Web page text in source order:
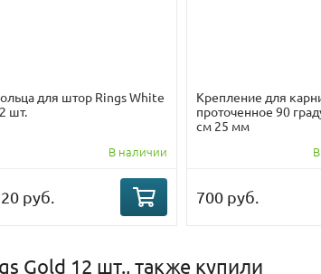
для штор Rings White
шт.
В наличии
руб.
Крепление для
проточенное 90
см 25 мм
700 руб.
Gold 12 шт., также купили